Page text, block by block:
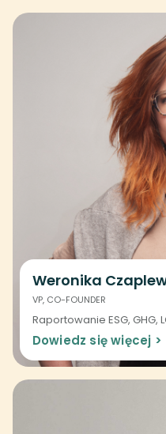
Weronika
VP, CO-FOUNDER
Raportowanie ESG, GHG,
Dowiedz się więcej >